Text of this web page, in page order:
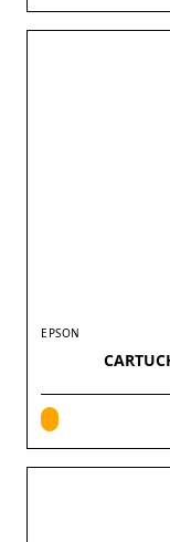
EPSON